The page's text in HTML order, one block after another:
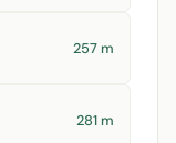
257 m
281 m